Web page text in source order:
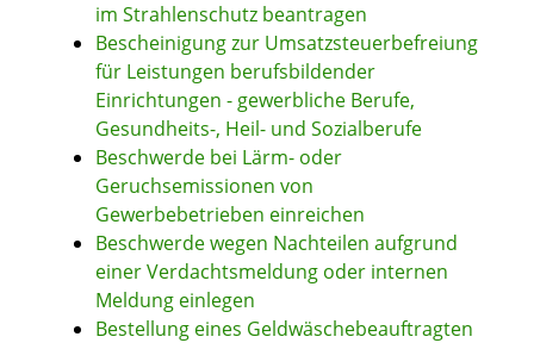
im Strahlenschutz beantragen
Bescheinigung zur Umsatzsteuerbefreiung
für Leistungen berufsbildender
Einrichtungen - gewerbliche Berufe,
Gesundheits-, Heil- und Sozialberufe
Beschwerde bei Lärm- oder
Geruchsemissionen von
Gewerbebetrieben einreichen
Beschwerde wegen Nachteilen aufgrund
einer Verdachtsmeldung oder internen
Meldung einlegen
Bestellung eines Geldwäschebeauftragten